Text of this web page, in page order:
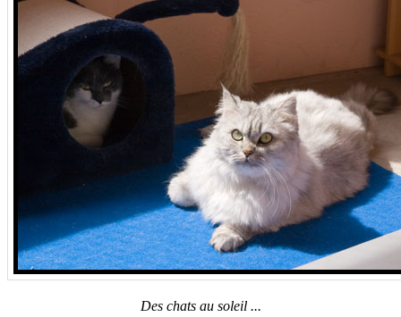
Des chats au soleil ...